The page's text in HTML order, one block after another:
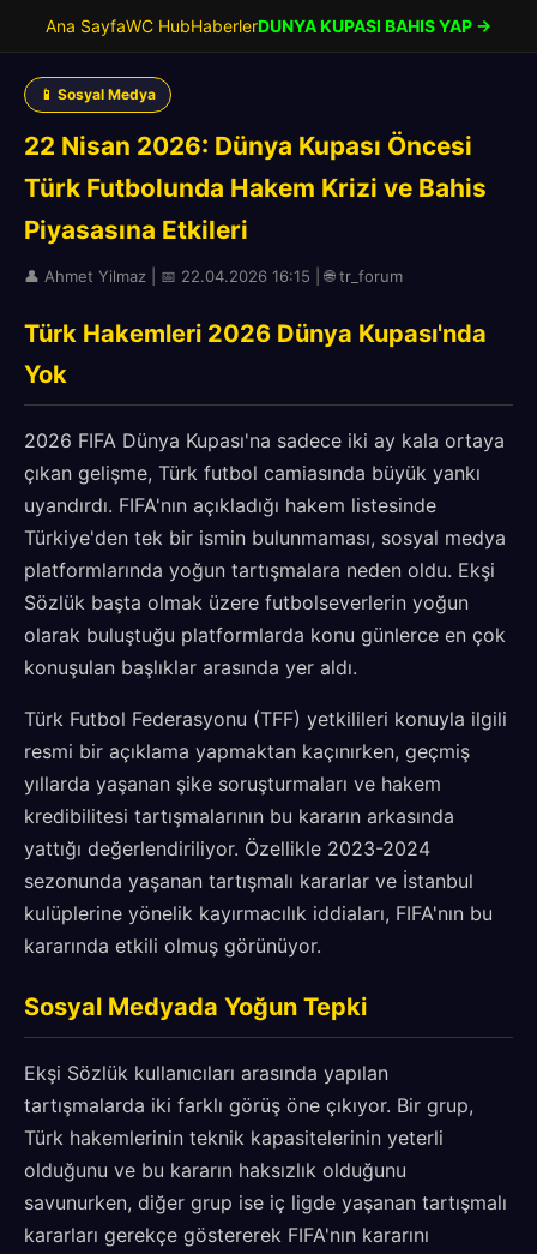
Ana SayfaWC HubHaberlerDUNYA KUPASI BAHIS YAP →
📱 Sosyal Medya
22 Nisan 2026: Dünya Kupası Öncesi
Türk Futbolunda Hakem Krizi ve Bahis
Piyasasına Etkileri
👤 Ahmet Yilmaz | 📅 22.04.2026 16:15 | 🌐 tr_forum
Türk Hakemleri 2026 Dünya Kupası'nda
Yok
2026 FIFA Dünya Kupası'na sadece iki ay kala ortaya
çıkan gelişme, Türk futbol camiasında büyük yankı
uyandırdı. FIFA'nın açıkladığı hakem listesinde
Türkiye'den tek bir ismin bulunmaması, sosyal medya
platformlarında yoğun tartışmalara neden oldu. Ekşi
Sözlük başta olmak üzere futbolseverlerin yoğun
olarak buluştuğu platformlarda konu günlerce en çok
konuşulan başlıklar arasında yer aldı.
Türk Futbol Federasyonu (TFF) yetkilileri konuyla ilgili
resmi bir açıklama yapmaktan kaçınırken, geçmiş
yıllarda yaşanan şike soruşturmaları ve hakem
kredibilitesi tartışmalarının bu kararın arkasında
yattığı değerlendiriliyor. Özellikle 2023-2024
sezonunda yaşanan tartışmalı kararlar ve İstanbul
kulüplerine yönelik kayırmacılık iddiaları, FIFA'nın bu
kararında etkili olmuş görünüyor.
Sosyal Medyada Yoğun Tepki
Ekşi Sözlük kullanıcıları arasında yapılan
tartışmalarda iki farklı görüş öne çıkıyor. Bir grup,
Türk hakemlerinin teknik kapasitelerinin yeterli
olduğunu ve bu kararın haksızlık olduğunu
savunurken, diğer grup ise iç ligde yaşanan tartışmalı
kararları gerekçe göstererek FIFA'nın kararını